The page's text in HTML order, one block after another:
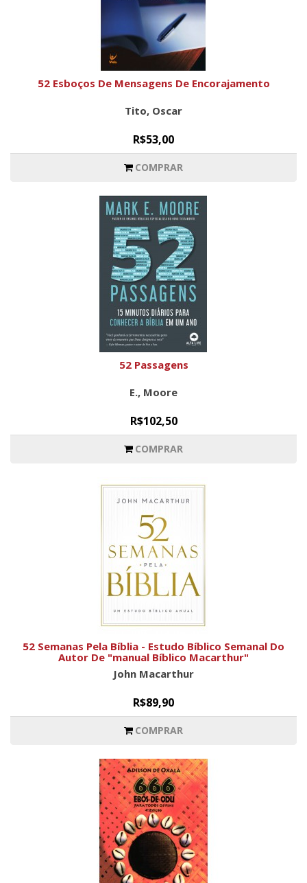
52 Esboços De Mensagens De Encorajamento
Tito, Oscar
R$53,00
COMPRAR
52 Passagens
E., Moore
R$102,50
COMPRAR
52 Semanas Pela Bíblia - Estudo Bíblico Semanal Do
Autor De "manual Bíblico Macarthur"
John Macarthur
R$89,90
COMPRAR